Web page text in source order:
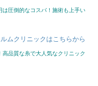
圧倒的なコスパ！施術も上手い
ムクリニックはこちらから
品質な糸で大人気なクリニック